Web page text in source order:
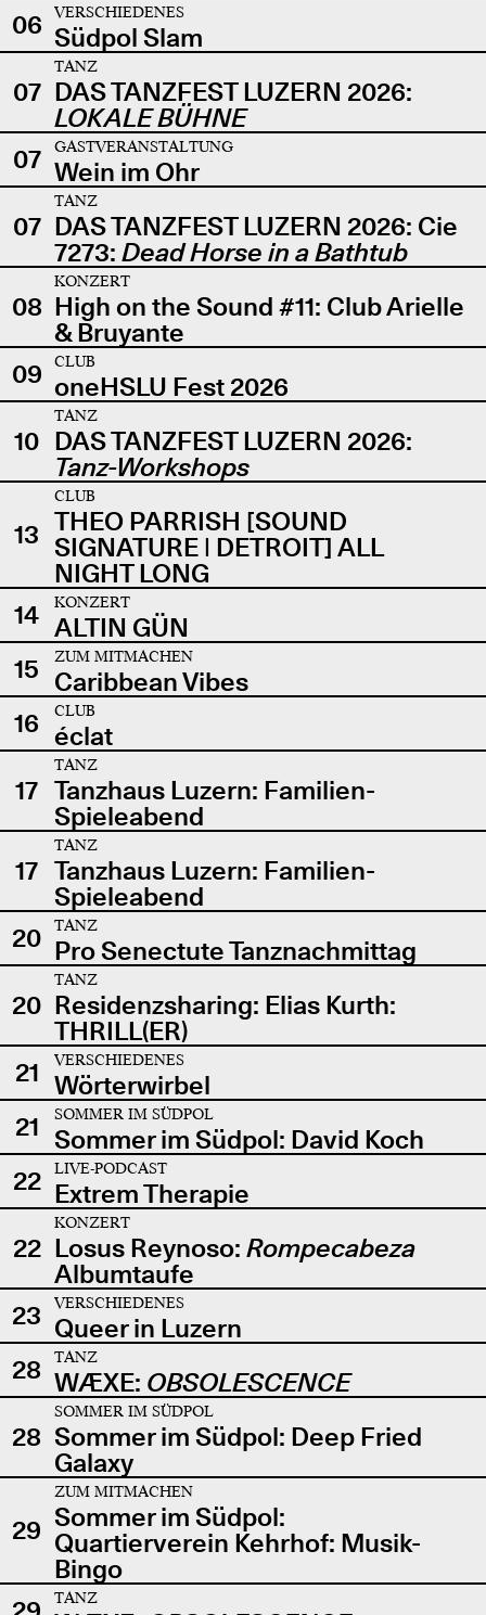
06
VERSCHIEDENES
Südpol Slam
07
TANZ
DAS TANZFEST LUZERN 2026:
LOKALE BÜHNE
07
GASTVERANSTALTUNG
Wein im Ohr
07
TANZ
DAS TANZFEST LUZERN 2026: Cie
7273: Dead Horse in a Bathtub
08
KONZERT
High on the Sound #11: Club Arielle
& Bruyante
09
CLUB
oneHSLU Fest 2026
10
TANZ
DAS TANZFEST LUZERN 2026:
Tanz-Workshops
13
CLUB
THEO PARRISH [SOUND
SIGNATURE | DETROIT] ALL
NIGHT LONG
14
KONZERT
ALTIN GÜN
15
ZUM MITMACHEN
Caribbean Vibes
16
CLUB
éclat
17
TANZ
Tanzhaus Luzern: Familien-
Spieleabend
17
TANZ
Tanzhaus Luzern: Familien-
Spieleabend
20
TANZ
Pro Senectute Tanznachmittag
20
TANZ
Residenzsharing: Elias Kurth:
THRILL(ER)
21
VERSCHIEDENES
Wörterwirbel
21
SOMMER IM SÜDPOL
Sommer im Südpol: David Koch
22
LIVE-PODCAST
Extrem Therapie
22
KONZERT
Losus Reynoso: Rompecabeza
Albumtaufe
23
VERSCHIEDENES
Queer in Luzern
28
TANZ
WÆXE: OBSOLESCENCE
28
SOMMER IM SÜDPOL
Sommer im Südpol: Deep Fried
Galaxy
29
ZUM MITMACHEN
Sommer im Südpol:
Quartierverein Kehrhof: Musik-
Bingo
TANZ